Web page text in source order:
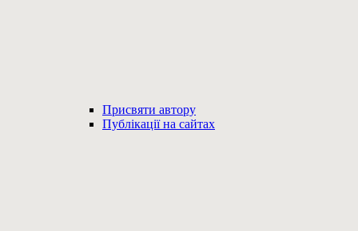
Присвяти автору
Публікації на сайтах